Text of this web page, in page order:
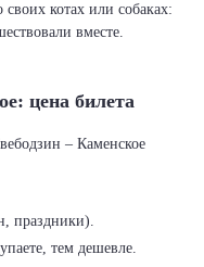
котах или собаках:
вместе.
цена билета
– Каменское
праздники).
тем дешевле.